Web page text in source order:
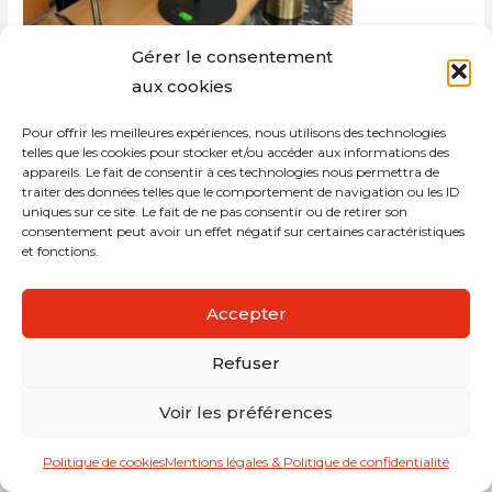
Gérer le consentement
aux cookies
Pour offrir les meilleures expériences, nous utilisons des technologies
telles que les cookies pour stocker et/ou accéder aux informations des
appareils. Le fait de consentir à ces technologies nous permettra de
traiter des données telles que le comportement de navigation ou les ID
uniques sur ce site. Le fait de ne pas consentir ou de retirer son
consentement peut avoir un effet négatif sur certaines caractéristiques
et fonctions.
Accepter
Refuser
Voir les préférences
Politique de cookiesMentions légales & Politique de confidentialité
Copyright © 2026 Interdistribution
Mentions légales et politique de confidentialité